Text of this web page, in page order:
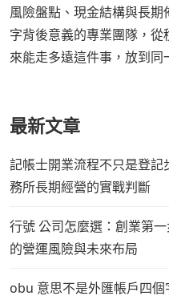
風險盤點、現金結構與長
字背後意義的專業團隊，
來能走多遠這件事，放到同
最新文章
記帳士開業流程不只是登
務所長期經營的實戰判斷
行號 公司怎麼選：創業第
的營運風險與未來布局
obu 意思不是外匯帳戶四